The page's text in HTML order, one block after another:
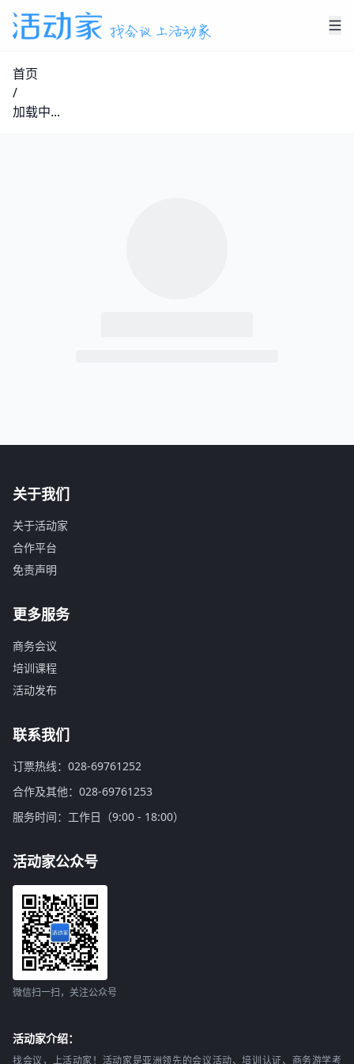
首页
/
加载中...
关于我们
关于活动家
合作平台
免责声明
更多服务
商务会议
培训课程
活动发布
联系我们
订票热线：028-69761252
合作及其他：028-69761253
服务时间：工作日（9:00 - 18:00）
活动家公众号
微信扫一扫，关注公众号
活动家介绍：
找会议，上活动家！活动家是亚洲领先的会议活动、培训认证、商务游学考